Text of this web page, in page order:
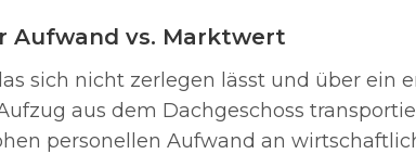
Aufwand vs. Marktwert
sich nicht zerlegen lässt und über ein
aus dem Dachgeschoss
personellen Aufwand an